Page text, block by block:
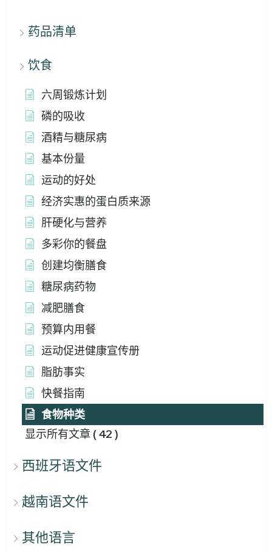
药品清单
饮食
六周锻炼计划
磷的吸收
酒精与糖尿病
基本份量
运动的好处
经济实惠的蛋白质来源
肝硬化与营养
多彩你的餐盘
创建均衡膳食
糖尿病药物
减肥膳食
预算内用餐
运动促进健康宣传册
脂肪事实
快餐指南
食物种类
显示所有文章 ( 42 )
西班牙语文件
越南语文件
其他语言